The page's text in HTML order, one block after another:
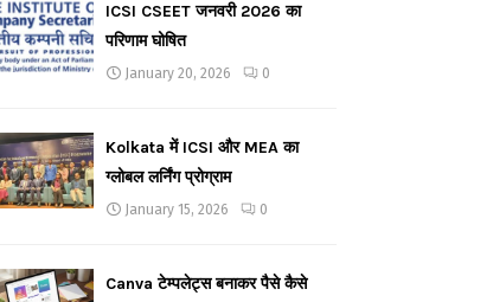
ICSI CSEET जनवरी 2026 का
परिणाम घोषित
January 20, 2026 0
Kolkata में ICSI और MEA का
ग्लोबल लर्निंग प्रोग्राम
January 15, 2026 0
Canva टेम्पलेट्स बनाकर पैसे कैसे